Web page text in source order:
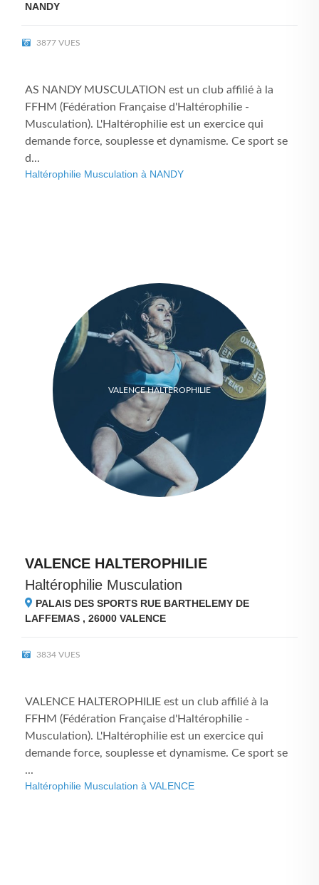
NANDY
3877 VUES
AS NANDY MUSCULATION est un club affilié à la
FFHM (Fédération Française d'Haltérophilie -
Musculation). L'Haltérophilie est un exercice qui
demande force, souplesse et dynamisme. Ce sport se
d...
Haltérophilie Musculation à NANDY
VALENCE HALTEROPHILIE
VALENCE HALTEROPHILIE
Haltérophilie Musculation
PALAIS DES SPORTS RUE BARTHELEMY DE
LAFFEMAS , 26000 VALENCE
3834 VUES
VALENCE HALTEROPHILIE est un club affilié à la
FFHM (Fédération Française d'Haltérophilie -
Musculation). L'Haltérophilie est un exercice qui
demande force, souplesse et dynamisme. Ce sport se
...
Haltérophilie Musculation à VALENCE